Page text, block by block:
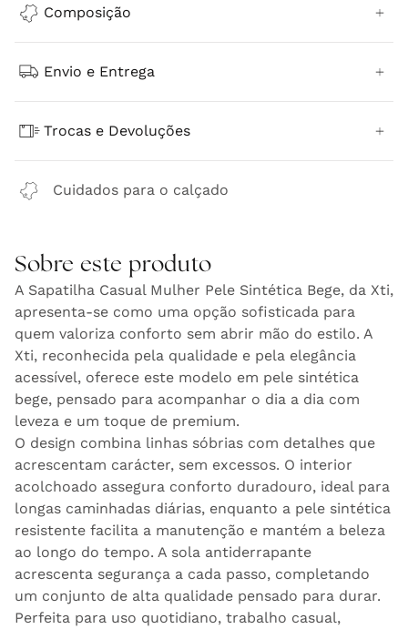
Composição
Envio e Entrega
Trocas e Devoluções
Cuidados para o calçado
Sobre este produto
A Sapatilha Casual Mulher Pele Sintética Bege, da Xti,
apresenta-se como uma opção sofisticada para
quem valoriza conforto sem abrir mão do estilo. A
Xti, reconhecida pela qualidade e pela elegância
acessível, oferece este modelo em pele sintética
bege, pensado para acompanhar o dia a dia com
leveza e um toque de premium.
O design combina linhas sóbrias com detalhes que
acrescentam carácter, sem excessos. O interior
acolchoado assegura conforto duradouro, ideal para
longas caminhadas diárias, enquanto a pele sintética
resistente facilita a manutenção e mantém a beleza
ao longo do tempo. A sola antiderrapante
acrescenta segurança a cada passo, completando
um conjunto de alta qualidade pensado para durar.
Perfeita para uso quotidiano, trabalho casual,